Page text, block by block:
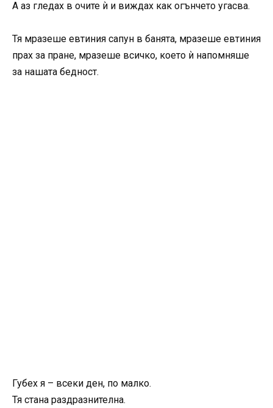
А аз гледах в очите ѝ и виждах как огънчето угасва.
Тя мразеше евтиния сапун в банята, мразеше евтиния
прах за пране, мразеше всичко, което ѝ напомняше
за нашата бедност.
Губех я – всеки ден, по малко.
Тя стана раздразнителна.